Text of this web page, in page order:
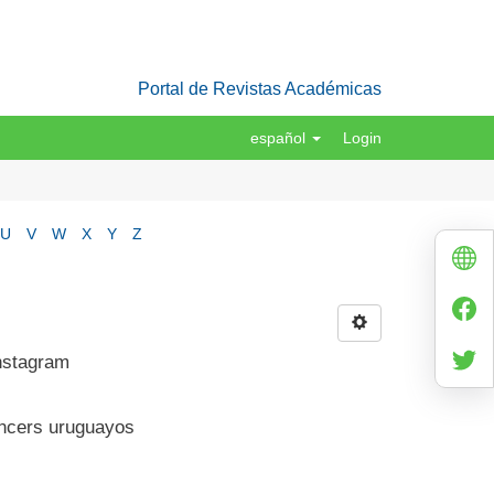
Portal de Revistas Académicas
español Login
U V W X Y Z
uruguayos